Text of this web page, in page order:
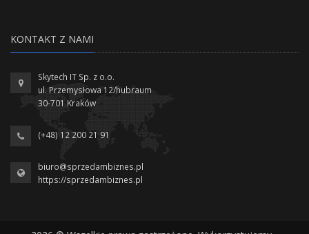
KONTAKT Z NAMI
Skytech IT Sp. z o.o.
ul. Przemysłowa 12/hubraum
30-701 Kraków
(+48) 12 200 21 91
biuro@sprzedambiznes.pl
https://sprzedambiznes.pl